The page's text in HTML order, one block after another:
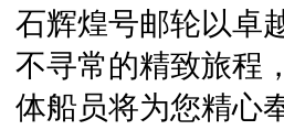
石辉煌号邮轮以卓
不寻常的精致旅程
体船员将为您精心